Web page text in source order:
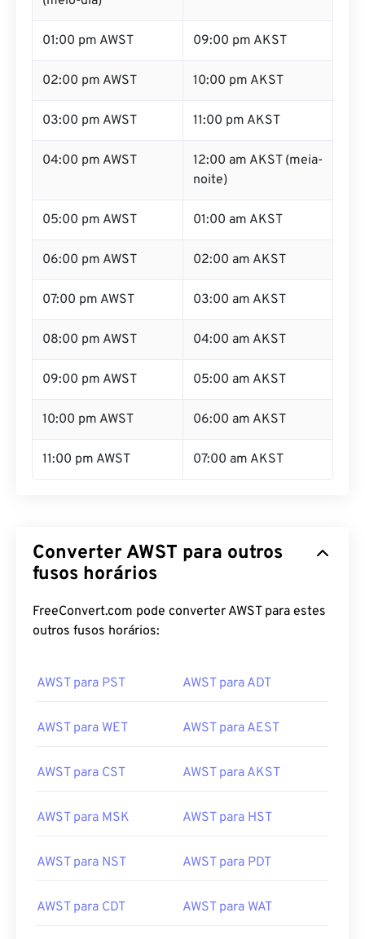
01:00 pm AWST 09:00 pm AKST
02:00 pm AWST 10:00 pm AKST
03:00 pm AWST 11:00 pm AKST
04:00 pm AWST
12:00 am AKST (meia-
noite)
05:00 pm AWST 01:00 am AKST
06:00 pm AWST 02:00 am AKST
07:00 pm AWST 03:00 am AKST
08:00 pm AWST 04:00 am AKST
09:00 pm AWST 05:00 am AKST
10:00 pm AWST 06:00 am AKST
11:00 pm AWST 07:00 am AKST
Converter AWST para outros
fusos horários
FreeConvert.com pode converter AWST para estes
outros fusos horários:
AWST para PST AWST para ADT
AWST para WET AWST para AEST
AWST para CST AWST para AKST
AWST para MSK AWST para HST
AWST para NST AWST para PDT
AWST para CDT AWST para WAT